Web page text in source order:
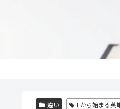
違い Eから始まる英